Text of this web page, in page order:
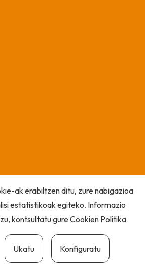
ak erabiltzen ditu, zure nabigazioa
estatistikoak egiteko. Informazio
kontsultatu gureCookien Politika
Ukatu Konfiguratu